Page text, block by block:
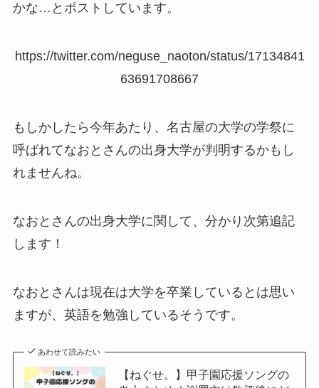
かな…とポストしています。
https://twitter.com/neguse_naoton/status/17134841
63691708667
もしかしたら今年あたり、名古屋の大学の学祭に
呼ばれてなおとさんの出身大学が判明するかもし
れませんね。
なおとさんの出身大学に関して、分かり次第追記
します！
なおとさんは現在は大学を卒業しているとは思い
ますが、英語を勉強しているそうです。
あわせて読みたい
【ねぐせ。】甲子園応援ソングの